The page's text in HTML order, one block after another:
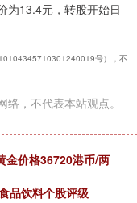
为13.4元，转股开始日
号），不
，不代表本站观点。
金价格36720港币/两
品饮料个股评级